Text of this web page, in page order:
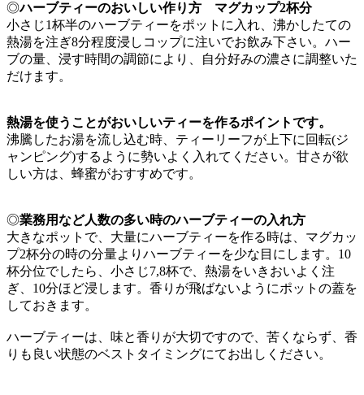
◎ハーブティーのおいしい作り方 マグカップ2杯分
小さじ1杯半のハーブティーをポットに入れ、沸かしたての
熱湯を注ぎ8分程度浸しコップに注いでお飲み下さい。ハー
ブの量、浸す時間の調節により、自分好みの濃さに調整いた
だけます。
熱湯を使うことがおいしいティーを作るポイントです。
沸騰したお湯を流し込む時、ティーリーフが上下に回転(ジ
ャンピング)するように勢いよく入れてください。甘さが欲
しい方は、蜂蜜がおすすめです。
◎業務用など人数の多い時のハーブティーの入れ方
大きなポットで、大量にハーブティーを作る時は、マグカッ
プ2杯分の時の分量よりハーブティーを少な目にします。10
杯分位でしたら、小さじ7,8杯で、熱湯をいきおいよく注
ぎ、10分ほど浸します。香りが飛ばないようにポットの蓋を
しておきます。
ハーブティーは、味と香りが大切ですので、苦くならず、香
りも良い状態のベストタイミングにてお出しください。